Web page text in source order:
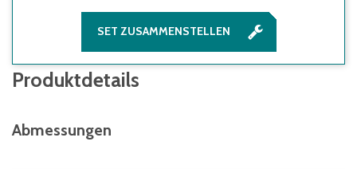
SET ZUSAMMENSTELLEN
Produktdetails
Abmessungen